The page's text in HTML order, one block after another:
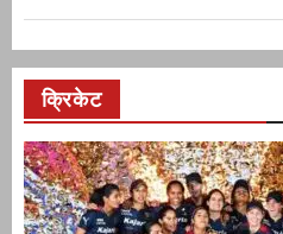
क्रिकेट